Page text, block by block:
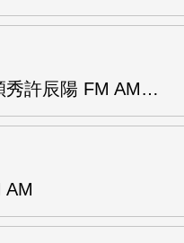
秀許辰陽 FM AM…
AM